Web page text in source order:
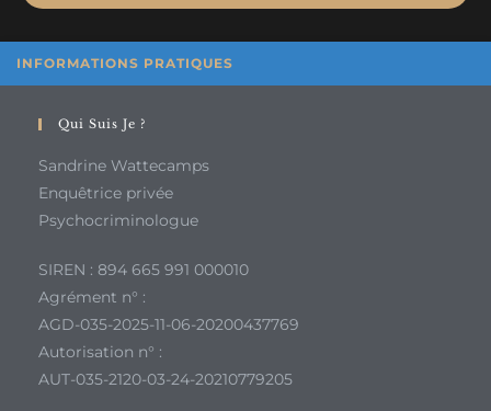
INFORMATIONS PRATIQUES
Qui Suis Je ?
Sandrine Wattecamps
Enquêtrice privée
Psychocriminologue
SIREN : 894 665 991 000010
Agrément n° :
AGD-035-2025-11-06-20200437769
Autorisation n° :
AUT-035-2120-03-24-20210779205